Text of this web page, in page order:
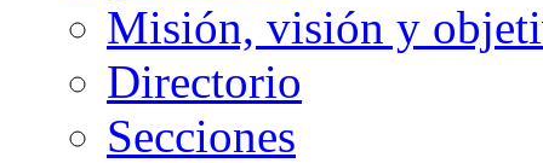
Misión, visión y
Directorio
Secciones